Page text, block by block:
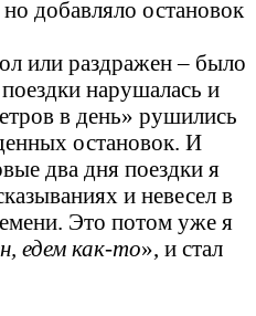
добавляло остановок
или раздражен – было
нарушалась и
в день» рушились
остановок. И
два дня поездки я
и невесел в
Это потом уже я
едем как-то», и стал